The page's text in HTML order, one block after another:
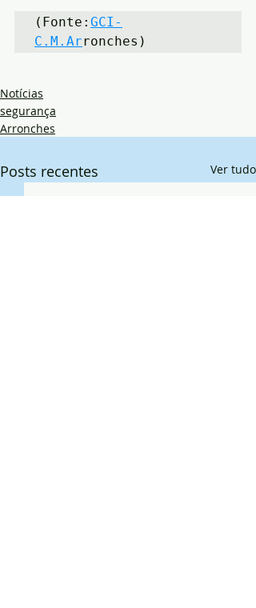
(Fonte: GCI-
C.M.Arronches)
Notícias
segurança
Arronches
Posts recentes Ver tudo